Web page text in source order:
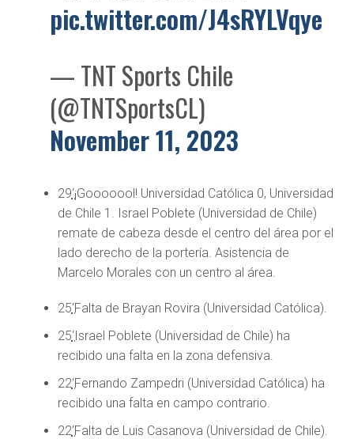
pic.twitter.com/J4sRYLVqye
— TNT Sports Chile
(@TNTSportsCL)
November 11, 2023
29‘¡Gooooool! Universidad Católica 0, Universidad
de Chile 1. Israel Poblete (Universidad de Chile)
remate de cabeza desde el centro del área por el
lado derecho de la portería. Asistencia de
Marcelo Morales con un centro al área.
25‘Falta de Brayan Rovira (Universidad Católica).
25‘Israel Poblete (Universidad de Chile) ha
recibido una falta en la zona defensiva.
22‘Fernando Zampedri (Universidad Católica) ha
recibido una falta en campo contrario.
22‘Falta de Luis Casanova (Universidad de Chile).